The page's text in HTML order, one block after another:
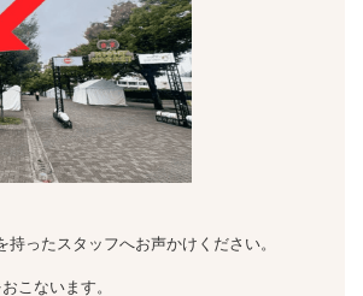
ったスタッフへお声かけください。
こないます。